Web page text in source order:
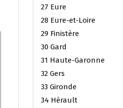
27 Eure
28 Eure-et-Loire
29 Finistère
30 Gard
31 Haute-Garonne
32 Gers
33 Gironde
34 Hérault